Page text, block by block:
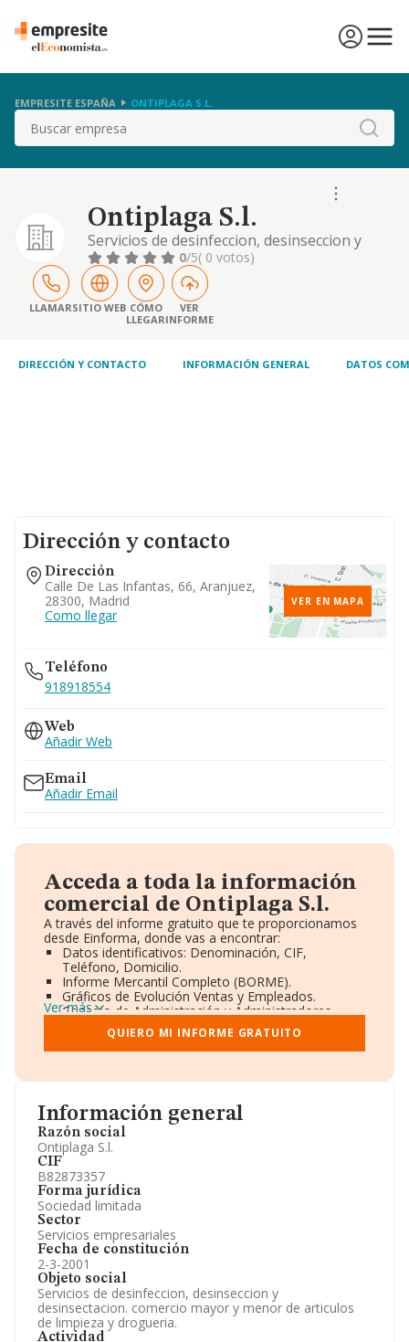
EMPRESITE ESPAÑA ONTIPLAGA S.L.
Buscar
Ontiplaga S.l.
Servicios de desinfeccion, desinseccion y
desinsectacion. comercio mayor y menor de
articulos de limpieza y drogueria.
0/5( 0 votos)
LLAMARSITIO WEB CÓMO
LLEGAR
VER
INFORME
DIRECCIÓN Y CONTACTO INFORMACIÓN GENERAL DATOS
Información general
Razón social
Ontiplaga S.l.
CIF
B82873357
Forma jurídica
Sociedad limitada
Sector
Servicios empresariales
Fecha de constitución
2-3-2001
Objeto social
Servicios de desinfeccion, desinseccion y
desinsectacion. comercio mayor y menor de articulos
de limpieza y drogueria.
Actividad
Dirección y contacto
Dirección
Calle De Las Infantas, 66, Aranjuez,
28300, Madrid
Como llegar
VER EN MAPA
Teléfono
918918554
Web
Añadir Web
Email
Añadir Email
Acceda a toda la información
comercial de Ontiplaga S.l.
A través del informe gratuito que te proporcionamos
desde Einforma, donde vas a encontrar:
Datos identificativos: Denominación, CIF,
Teléfono, Domicilio.
Informe Mercantil Completo (BORME).
Gráficos de Evolución Ventas y Empleados.
Consejo de Administración y Administradores.
Directivos y Ejecutivos.
Accionistas.
Participaciones y Vinculaciones en otras empresas.
Información oficial y registral complementaria.
Ver más
QUIERO MI INFORME GRATUITO